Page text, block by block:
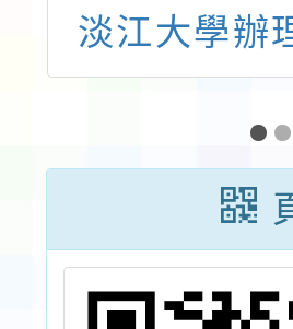
淡江大學辦
114年度視
腦教育訓練
案，請轉知
學生、家長
屬學校教師